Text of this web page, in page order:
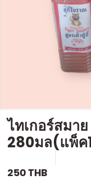
ไทเกอร์สมา
280มล(แพ็ค
250 THB